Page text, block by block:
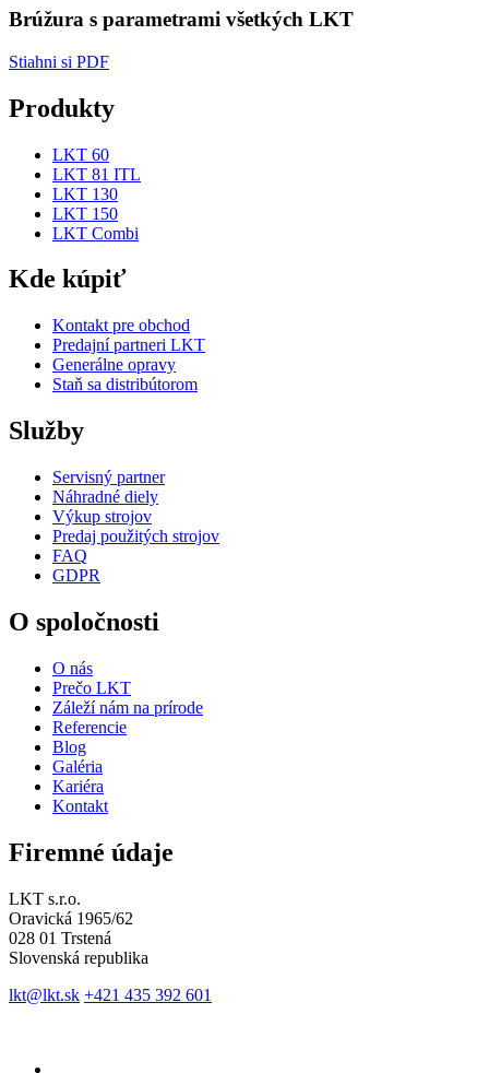
Brúžura s parametrami všetkých LKT
Stiahni si PDF
Produkty
LKT 60
LKT 81 ITL
LKT 130
LKT 150
LKT Combi
Kde kúpiť
Kontakt pre obchod
Predajní partneri LKT
Generálne opravy
Staň sa distribútorom
Služby
Servisný partner
Náhradné diely
Výkup strojov
Predaj použitých strojov
FAQ
GDPR
O spoločnosti
O nás
Prečo LKT
Záleží nám na prírode
Referencie
Blog
Galéria
Kariéra
Kontakt
Firemné údaje
LKT s.r.o.
Oravická 1965/62
028 01 Trstená
Slovenská republika
lkt@lkt.sk +421 435 392 601